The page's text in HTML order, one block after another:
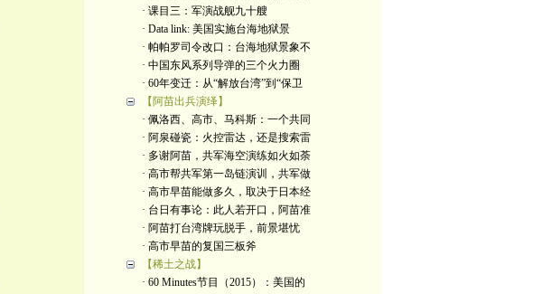
· 课目三：军演战舰九十艘
· Data link: 美国实施台海地狱景
· 帕帕罗司令改口：台海地狱景象不
· 中国东风系列导弹的三个火力圈
· 60年变迁：从“解放台湾”到“保卫
【阿苗出兵演绎】
· 佩洛西、高市、马科斯：一个共同
· 阿泉碰瓷：火控雷达，还是搜索雷
· 多谢阿苗，共军海空演练如火如荼
· 高市帮共军第一岛链演训，共军做
· 高市早苗能做多久，取决于日本经
· 台日有事论：此人若开口，阿苗准
· 阿苗打台湾牌玩脱手，前景堪忧
· 高市早苗的复国三板斧
【稀土之战】
· 60 Minutes节目（2015）：美国的